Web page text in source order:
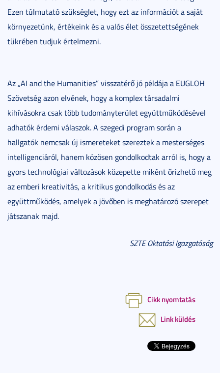
Ezen túlmutató szükséglet, hogy ezt az információt a saját
környezetünk, értékeink és a valós élet összetettségének
tükrében tudjuk értelmezni.
Az „AI and the Humanities” visszatérő jó példája a EUGLOH
Szövetség azon elvének, hogy a komplex társadalmi
kihívásokra csak több tudományterület együttműködésével
adhatók érdemi válaszok. A szegedi program során a
hallgatók nemcsak új ismereteket szereztek a mesterséges
intelligenciáról, hanem közösen gondolkodtak arról is, hogy a
gyors technológiai változások közepette miként őrizhető meg
az emberi kreativitás, a kritikus gondolkodás és az
együttműködés, amelyek a jövőben is meghatározó szerepet
játszanak majd.
SZTE Oktatási Igazgatóság
Cikk nyomtatás
Link küldés